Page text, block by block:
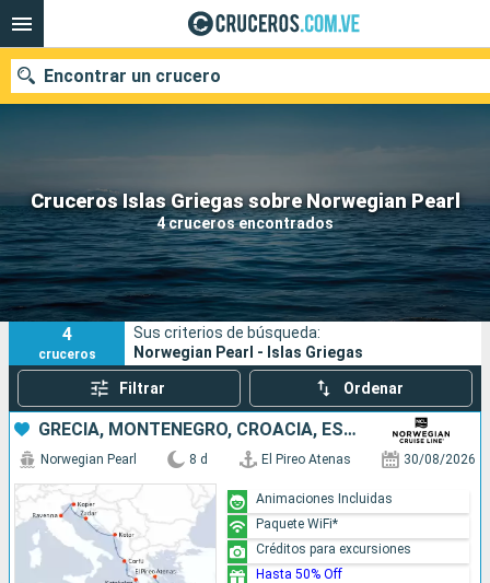
Cruceros Islas Griegas sobre Norwegian Pearl
4 cruceros encontrados
Encontrar un crucero
Nuestros destinos
Fecha de salida
Puertos Compañías
Buscar
4
cruceros
Sus criterios de búsqueda:
Norwegian Pearl - Islas Griegas
Filtrar Ordenar
GRECIA, MONTENEGRO, CROACIA, ESLOVENIA, ITALIA
Norwegian Pearl 8 d El Pireo Atenas 30/08/2026
Animaciones Incluidas
Paquete WiFi*
Créditos para excursiones
Hasta 50% Off